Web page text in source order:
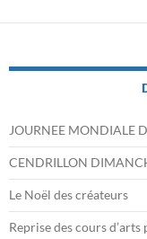
articles
JOURNEE MONDIALE
CENDRILLON
Le Noël des créateurs
Reprise des cours